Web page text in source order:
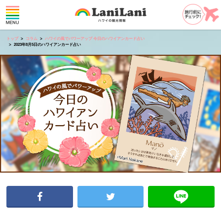
トップ コラム
ハワイの風でパワーアップ 今日のハワイアンカード占い
2023年8月5日のハワイアンカード占い